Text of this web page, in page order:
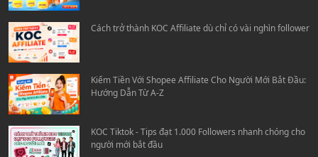
Cách trở thành KOC Affiliate dù chỉ có vài nghìn follower
Kiếm Tiền Với Shopee Affiliate Cho Người Mới Bắt Đầu:
Hướng Dẫn Từ A-Z
KOC Tiktok - Tips đạt 1.000 Followers nhanh chóng cho
người mới bắt đầu